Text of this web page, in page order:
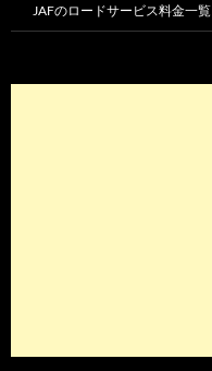
JAFのロードサービス料金一覧